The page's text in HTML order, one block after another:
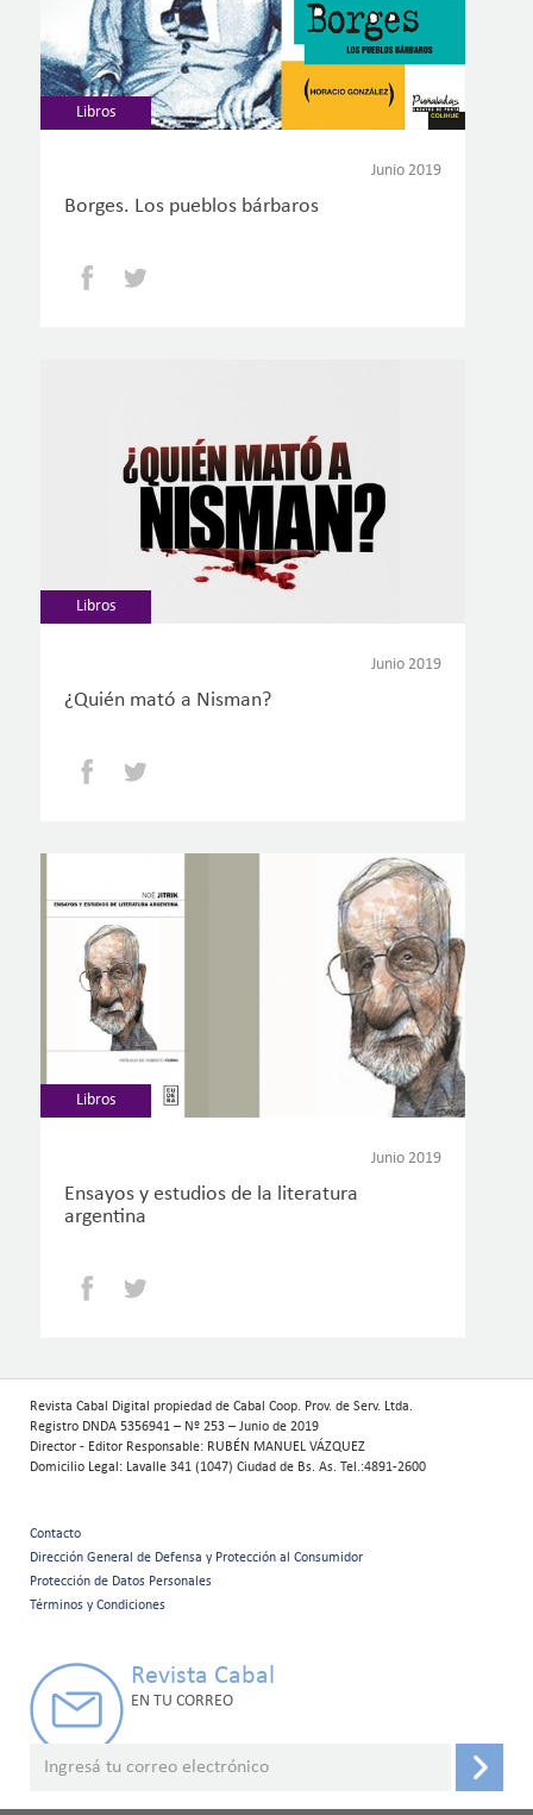
Libros
Junio 2019
Borges. Los pueblos bárbaros
Facebook
Libros
Junio 2019
¿Quién mató a Nisman?
Facebook
Libros
Junio 2019
Ensayos y estudios de la literatura
argentina
Facebook
Revista Cabal Digital propiedad de Cabal Coop. Prov. de Serv. Ltda.
Registro DNDA 5356941 – Nº 253 – Junio de 2019
Director - Editor Responsable: RUBÉN MANUEL VÁZQUEZ
Domicilio Legal: Lavalle 341 (1047) Ciudad de Bs. As. Tel.:4891-2600
Menú
secundario
Contacto
Dirección General de Defensa y Protección al Consumidor
Protección de Datos Personales
Términos y Condiciones
Revista Cabal
EN TU CORREO